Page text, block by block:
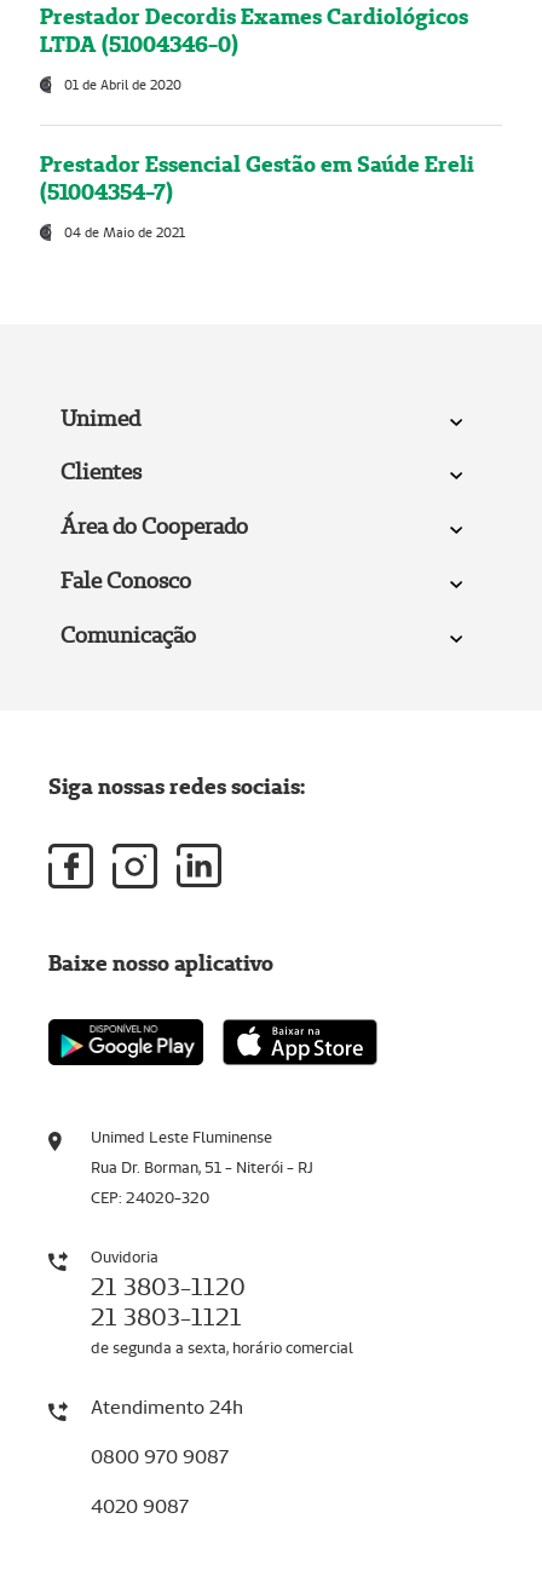
Prestador Decordis Exames Cardiológicos
LTDA (51004346-0)
01 de Abril de 2020
Prestador Essencial Gestão em Saúde Ereli
(51004354-7)
04 de Maio de 2021
Unimed
Clientes
Área do Cooperado
Fale Conosco
Comunicação
Unimed Leste Fluminense
Rua Dr. Borman, 51 - Niterói - RJ
CEP: 24020-320
Ouvidoria
21 3803-1120
21 3803-1121
de segunda a sexta, horário comercial
Atendimento 24h
0800 970 9087
4020 9087
Siga nossas redes sociais:
Baixe nosso aplicativo